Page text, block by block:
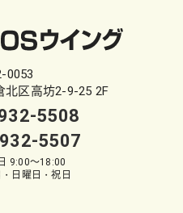
0053
北区高坊2-9-25 2F
5508
5507
9:00～18:00
日曜日・祝日